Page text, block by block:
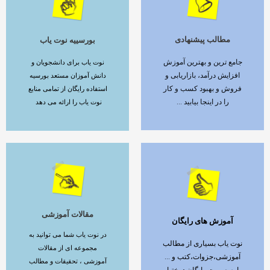
مطالب پیشنهادی
جامع ترین و بهترین آموزش
افزایش درآمد، بازاریابی و
فروش و بهبود کسب و کار
را در اینجا بیابید ...
ادامه مطلب بورسییه نوت یاب
نوت یاب برای دانشجویان و
دانش آموزان مستعد بورسیه
استفاده رایگان از تمامی منابع
نوت یاب را ارائه می دهد
ادامه مطلب
آموزش های رایگان
نوت یاب بسیاری از مطالب
آموزشی،جزوات،کتب و ...
ادامه مطلب
مقالات آموزشی
در نوت یاب شما می توانید به
مجموعه ای از مقالات
آموزشی ، تحقیقات و مطالب